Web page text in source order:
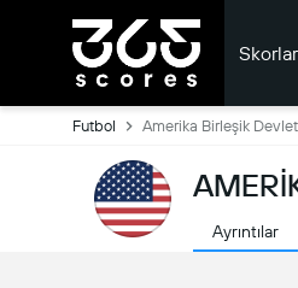
Skorlar
Futbol Amerika Birleşik
Ayrıntılar